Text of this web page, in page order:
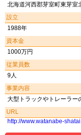
北海道河西郡芽室町東芽室
設立
1988年
資本金
1000万円
従業員数
9人
事業内容
大型トラックやトレーラー
URL
http://www.watanabe-